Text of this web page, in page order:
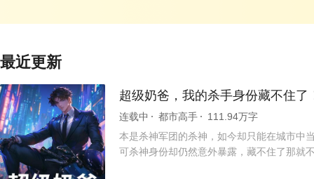
最近更新
超级奶爸，我的杀手身份藏不住了
连载中 都市高手
111.94万字
本是杀神军团的杀神，如今却只能在城市中
可杀神身份却仍然意外暴露，藏不住了那